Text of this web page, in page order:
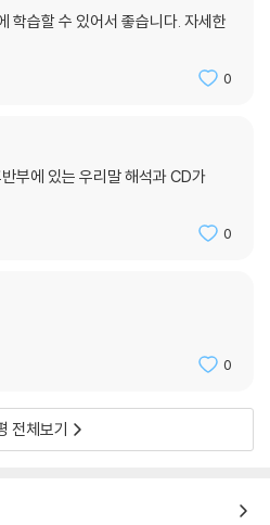
학습할 수 있어서 좋습니다. 자세한
0
부에 있는 우리말 해석과 CD가
0
0
전체보기